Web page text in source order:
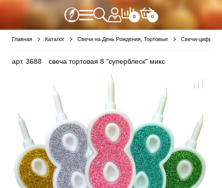
0 0
Главная Каталог Свечи на День Рождения, Тортовые Свечи-цифры
арт.3688 свеча тортовая 8 "суперблеск" микс